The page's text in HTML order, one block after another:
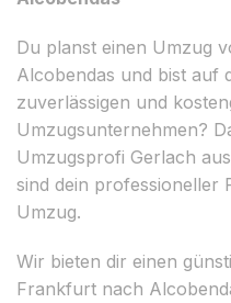
Du planst einen Umzug
Alcobendas und bist auf
zuverlässigen und
Umzugsunternehmen?
Umzugsprofi Gerlach
sind dein professioneller
Umzug.
Wir bieten dir einen
Frankfurt nach